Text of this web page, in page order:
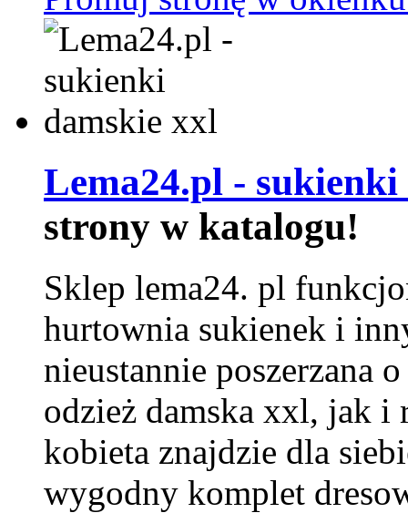
Lema24.pl -
strony w katalogu!
Sklep lema24. pl
hurtownia sukienek i
nieustannie poszerzana
odzież damska xxl, jak i
kobieta znajdzie dla
wygodny komplet